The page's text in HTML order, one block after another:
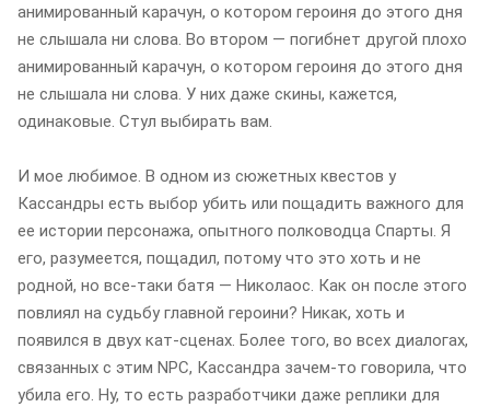
анимированный карачун, о котором героиня до этого дня
не слышала ни слова. Во втором — погибнет другой плохо
анимированный карачун, о котором героиня до этого дня
не слышала ни слова. У них даже скины, кажется,
одинаковые. Стул выбирать вам.
И мое любимое. В одном из сюжетных квестов у
Кассандры есть выбор убить или пощадить важного для
ее истории персонажа, опытного полководца Спарты. Я
его, разумеется, пощадил, потому что это хоть и не
родной, но все-таки батя — Николаос. Как он после этого
повлиял на судьбу главной героини? Никак, хоть и
появился в двух кат-сценах. Более того, во всех диалогах,
связанных с этим NPC, Кассандра зачем-то говорила, что
убила его. Ну, то есть разработчики даже реплики для